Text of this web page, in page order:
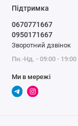
Підтримка
0670771667
0950171667
Зворотний дзвінок
Пн.-Нд. - 09:00 - 19:00
Ми в мережі